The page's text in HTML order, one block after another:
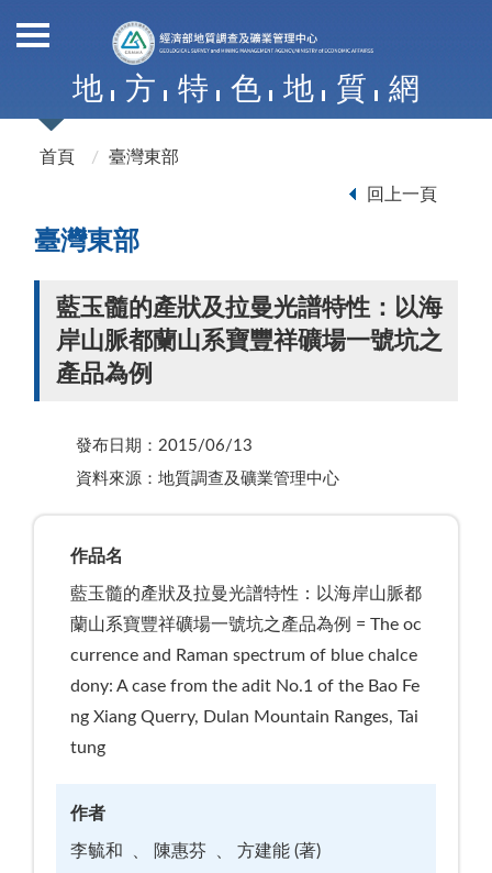
地 方 特 色 地 質 網
首頁 臺灣東部
回上一頁
臺灣東部
藍玉髓的產狀及拉曼光譜特性：以海
岸山脈都蘭山系寶豐祥礦場一號坑之
產品為例
發布日期：2015/06/13
資料來源：地質調查及礦業管理中心
作品名
藍玉髓的產狀及拉曼光譜特性：以海岸山脈都
蘭山系寶豐祥礦場一號坑之產品為例 = The oc
currence and Raman spectrum of blue chalce
dony: A case from the adit No.1 of the Bao Fe
ng Xiang Querry, Dulan Mountain Ranges, Tai
tung
作者
李毓和 陳惠芬 方建能 (著)